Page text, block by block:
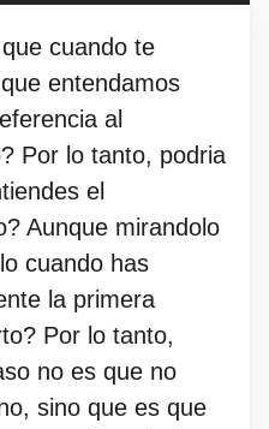
cuando te
entendamos
al
Por lo tanto, podria
el
Aunque mirandolo
cuando has
la primera
Por lo tanto,
no es que no
sino que es que